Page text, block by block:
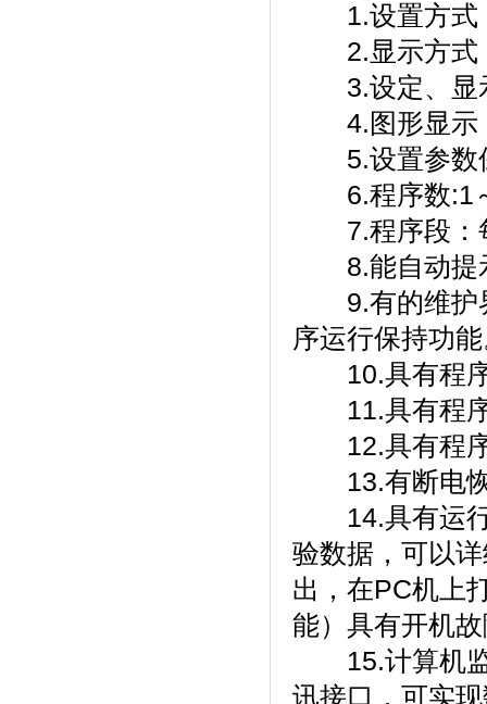
1.设置方式
2.显示方式
3.设定、显
4.图形显示
5.设置参数保
6.程序数:1～
7.程序段：
8.能自动提示
9.有的维护界
序运行保持功能
10.具有程序
11.具有程序
12.具有程序停
13.有断电恢复
14.具有运行界
验数据，可
出，在PC
能）具有开机故
15.计算机监
讯接口，可